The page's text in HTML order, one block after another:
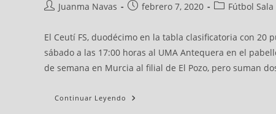
Juanma Navas febrero 7, 2020 Fútbol Sala
El Ceutí FS, duodécimo en la tabla clasificatoria con
sábado a las 17:00 horas al UMA Antequera en el
de semana en Murcia al filial de El Pozo, pero suman
Continuar Leyendo